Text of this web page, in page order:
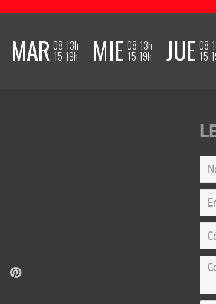
MAR 08-13h
15-19h MIE 08-13h
15-19h JUE 08-
15-